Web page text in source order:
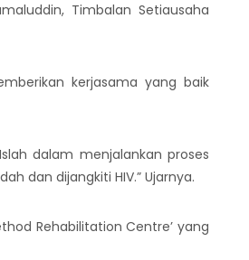
Timbalan Setiausaha
kerjasama yang baik
dalam menjalankan proses
dan dijangkiti HIV.” Ujarnya.
Rehabilitation Centre’ yang